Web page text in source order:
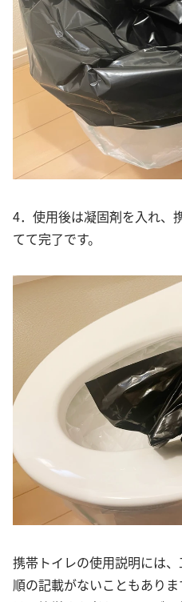
4．使用後は凝固剤を入れ、
てて完了です。
携帯トイレの使用説明には
順の記載がないこともあり